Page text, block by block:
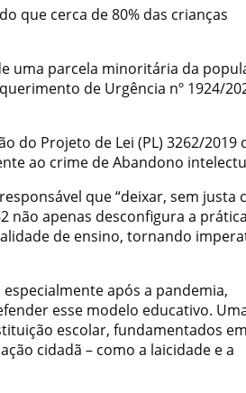
que cerca de 80% das crianças
uma parcela minoritária da
de Urgência nº 1924/
do Projeto de Lei (PL) 3262/2019
ao crime de Abandono
que “deixar, sem justa
não apenas desconfigura a
de ensino, tornando
após a pandemia,
esse modelo educativo.
escolar, fundamentados em
cidadã – como a laicidade e a